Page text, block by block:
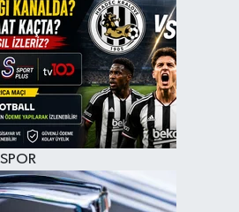
SPOR